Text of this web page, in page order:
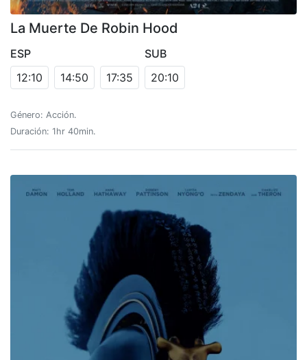
La Muerte De Robin Hood
ESP
12:10
14:50 17:35
SUB
20:10
Género: Acción.
Duración: 1hr 40min.